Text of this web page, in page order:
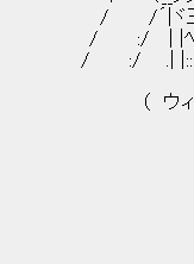
/ /´|ヾ三≡=ゝ
/ :/ | |ﾍ|i1!|
/ :/ .| |:::|i1!|
（ ウィンス
,.